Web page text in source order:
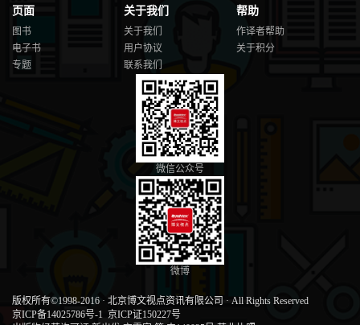
7.7.1 容量规划187
7.7.2 Supervisor 的持久化187
7.8 小结188
第8 章核心源代码探析. . . . . . . . . . . . . . . . . . . . . . . . . . . . . . . . . . .
8.1 如何编译Druid 代码189
8.3 索引结构模块和层次关系192
第9 章监控和安全. . . . . . . . . . . . . . . . . . . . . . . . . . . . . . . . . . . . . . .
. . . . . . . . . . . . 238
页面
图书
电子书
专题
关于我们
关于我们
用户协议
联系我们
帮助
作译者帮助
关于积分
微信公众号
微博
版权所有©1998-2016 · 北京博文视点资讯有限公司 · All Rights Reserved
京ICP备14025786号-1 京ICP证150227号